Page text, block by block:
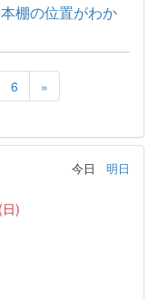
棚の位置がわか
6 »
今日 明日
(日)